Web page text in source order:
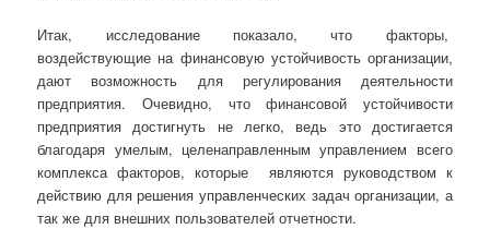
Итак, исследование показало, что факторы,
воздействующие на финансовую устойчивость организации,
дают возможность для регулирования деятельности
предприятия. Очевидно, что финансовой устойчивости
предприятия достигнуть не легко, ведь это достигается
благодаря умелым, целенаправленным управлением всего
комплекса факторов, которые являются руководством к
действию для решения управленческих задач организации, а
так же для внешних пользователей отчетности.